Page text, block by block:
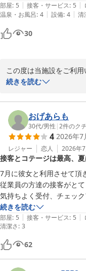
そして、「一番わくわく
ったと言いながら帰られ
顔になりました。当施設
「また家族で行きたい
しいただいても笑顔でお
改めまして、この度の
またご家族皆様にお会
しております。
ＧＬＡＭＰＩＮＧ Ｋ
2026-08-02
いましたが、よく見れば
らツインドームを選ぶ必
⚫︎フロント前のリラック
土曜日限定のマシュマロ
ービスなど、子供たちが
⚫︎スタッフの女性の、写
家族ショットを撮影して
目の前の海が（いつも）
けなかったことです。先
るなり、もう少しゆっく
思います。
部屋: 5 | 接客・サービス: 5 |
温泉・お風呂: 4 | 設備: 4 | 清
30
この度は当施設をご利
ご投稿いただき誠にあり
海を眺めながらご家族
けたとのこと、スタッ
ジの広さや清潔さ、ア
適にお過ごしいただけ
また、フロント前のリラ
焼き体験、アイスクリー
けたとのこと、大変光栄
在となりましたことを
さらに、スタッフが撮
お言葉を頂戴し、担当ス
ご家族の大切な思い出づ
しく感じております。
続きを読む
おげあらも
30代/男性 |2件のク
4 2026年7
レジャー 恋人 2026年7
接客とコテージは最高、
7月に彼女と利用させて頂
従業員の方達の接客がとて
気持ちよく受付、チェッ
部屋はコテージでしたが
ョン上がりました。
ただ、室内での調理は基
いけないのは大変かと思い
続きを読む
部屋: 5 | 接客・サービス: 5 |
清潔さ: 3
62